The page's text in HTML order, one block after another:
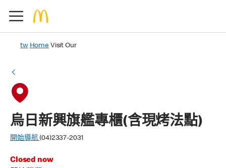
tw Home Visit Our
烏日新興旗艦專櫃(含現烤法點)
開始導航 (04)2337-2031
Closed now